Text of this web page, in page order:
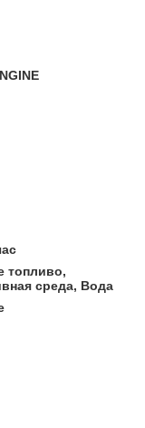
топливо,
среда, Вода